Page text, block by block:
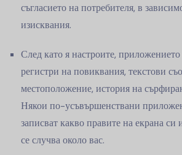
съгласието на потребителя, в
изисквания.
След като я настроите,
регистри на повиквания, текстови
местоположение, история на
Някои по-усъвършенствани
записват какво правите на екрана
се случва около вас.